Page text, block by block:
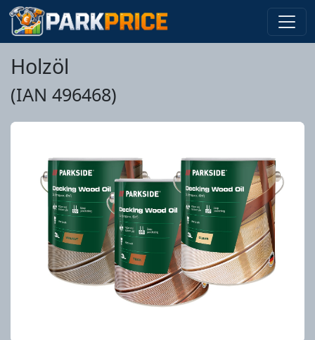
Holzöl
(IAN 496468)